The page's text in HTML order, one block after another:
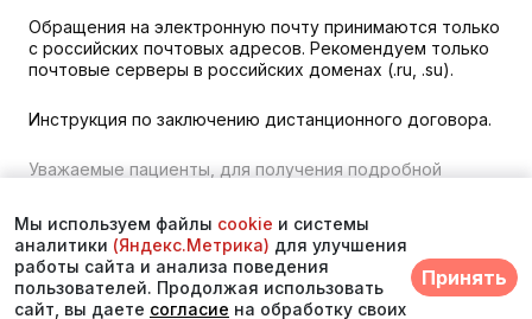
Обращения на электронную почту принимаются только
с российских почтовых адресов. Рекомендуем только
почтовые серверы в российских доменах (.ru, .su).
Инструкция по заключению дистанционного договора.
Уважаемые пациенты, для получения подробной
помощью специальной формы связи или по телефону во
Владивостоке:+7 (423) 279-00-00. vk 373
© 2026. Многопрофильный медицинский центр
Мы используем файлы cookie и системы
аналитики (Яндекс.Метрика) для улучшения
работы сайта и анализа поведения
пользователей. Продолжая использовать
сайт, вы даете согласие на обработку своих
Принять